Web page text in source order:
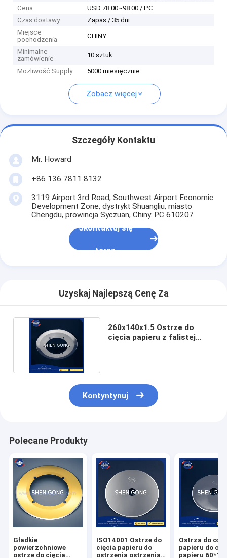
Cena
USD 78.00~98.00 / PC
Czas dostawy
Zapas / 35 dni
Miejsce
pochodzenia
CHINY
Minimalne
zamówienie
10 sztuk
Możliwość Supply 5000 miesięcznie
Zobacz więcej
Szczegóły Kontaktu
Mr. Howard
+86 136 7811 8132
3119 Airport 3rd Road, Southwest Airport Economic
Development Zone, dystrykt Shuangliu, miasto
Chengdu, prowincja Syczuan, Chiny. PC 610207
Skontaktuj się
teraz
Uzyskaj Najlepszą Cenę Za
260x140x1.5 Ostrze do
cięcia papieru z falistej
Kontyntynuj
Polecane Produkty
Gładkie
powierzchniowe
ostrze do cięcia
ISO14001 Ostrze do
cięcia papieru do
ostrzenia ostrzenia
Ostrza do
papieru do
papieru